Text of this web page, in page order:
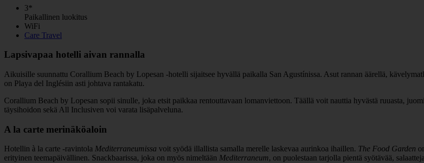
3*
Paikallinen luokitus
WiFi
Care Travel
Lapsivapaa hotelli aivan rannalla
Aikuisille suunnattu Corallium Beach by Lopesan -hotelli sijaitsee hyvällä paikalla San Agustínissa. Asut rannan äärellä,
on Playa del Inglésiin asti johtava rantakatu.
Corallium Beach by Lopesan sopii sinulle, joka etsit paikkaa rentouttavaan lomanviettoon. Täällä voit nauttia hyvästä ruuasta,
täysihoidon sekä All Inclusiven voi varata lisäpalveluna.
A la carte merinäköaloin
Hotellin à la carte -ravintola Mediterraneumissa voit syödä illallista samalla merelle laskevaa aurinkoa ihaillen. The Food Garden
erityinen teemapäivällinen. Snackbaarissa, joka on myös nimeltään Mediterraneum, on puolestaan tarjolla pientä syötävää,